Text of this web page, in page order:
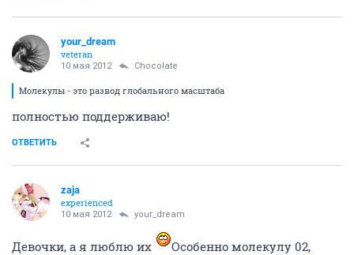
your_dream
veteran
10 мая 2012 Chocolate
Молекулы - это развод глобального масштаба
полностью поддерживаю!
ОТВЕТИТЬ
zaja
experienced
10 мая 2012 your_dream
Девочки, а я люблю их
Особенно молекулу 02,